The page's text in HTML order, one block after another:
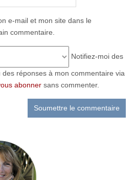
e-mail et mon site dans le
commentaire.
Notifiez-moi des
réponses à mon commentaire via
abonnersans commenter.